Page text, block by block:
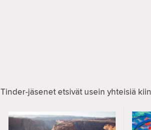
Tinder-jäsenet etsivät usein yhteisiä